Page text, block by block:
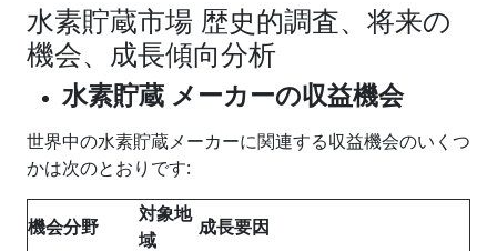
水素貯蔵市場 歴史的調査、将来の
機会、成長傾向分析
水素貯蔵 メーカーの収益機会
世界中の水素貯蔵メーカーに関連する収益機会のいくつ
かは次のとおりです:
機会分野
対象地
域
成長要因